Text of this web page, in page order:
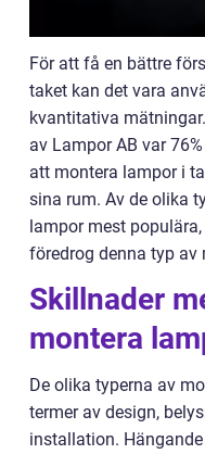
För att få en bättre
taket kan det vara
kvantitativa
av Lampor AB var
att montera lampor i
sina rum. Av de olika
lampor mest
föredrog denna typ av
Skillnader
montera
De olika typerna av
termer av design,
installation.